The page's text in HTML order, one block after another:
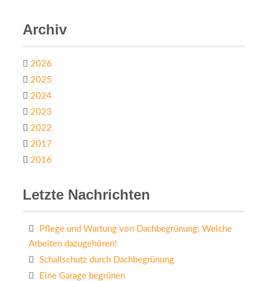
Archiv
2026
2025
2024
2023
2022
2017
2016
Letzte Nachrichten
Pflege und Wartung von Dachbegrünung: Welche
Arbeiten dazugehören!
Schallschutz durch Dachbegrünung
Eine Garage begrünen